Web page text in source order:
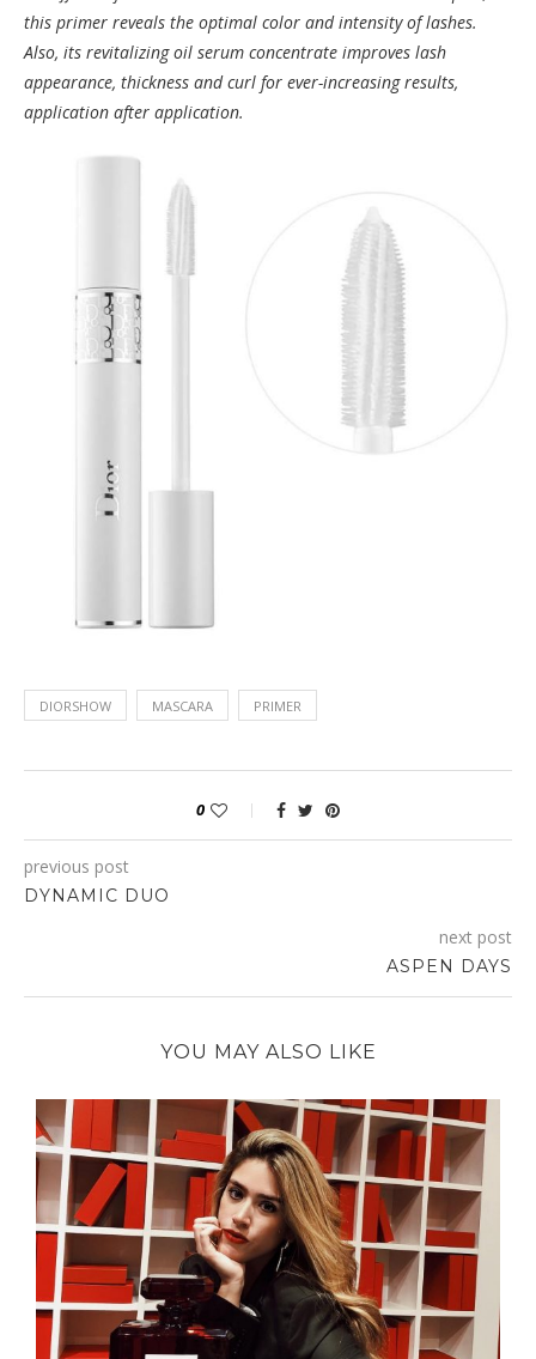
this primer reveals the optimal color and intensity of lashes.
Also, its revitalizing oil serum concentrate improves lash
appearance, thickness and curl for ever-increasing results,
application after application.
DIORSHOW MASCARA PRIMER
0
previous post
DYNAMIC DUO
next post
ASPEN DAYS
YOU MAY ALSO LIKE